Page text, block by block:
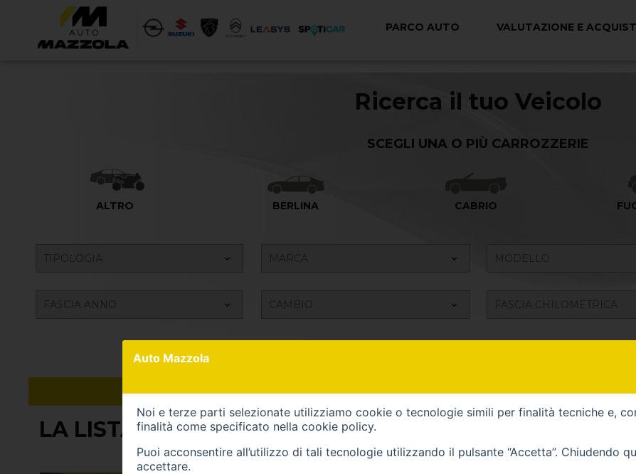
PARCO AUTO VALUTAZIONE E
Ricerca il tuo Veicolo
SCEGLI UNA O PIÙ CARROZZERIE
ALTRO BERLINA CABRIO
LA LISTA CONTIENE (57) VEICOLI
Auto Mazzola
Noi e terze parti selezionate utilizziamo cookie o tecnologie simili per finalità tecniche e,
finalità come specificato nella cookie policy.
Puoi acconsentire all’utilizzo di tali tecnologie utilizzando il pulsante “Accetta”. Chiudendo
accettare.